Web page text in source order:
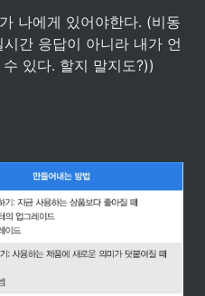
나에게 있어야한다. (비동
간 응답이 아니라 내가 언
있다. 할지 말지도?))